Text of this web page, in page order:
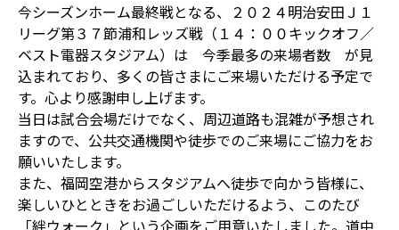
今シーズンホーム最終戦となる、２０２４明治安田Ｊ１
リーグ第３７節浦和レッズ戦（１４：００キックオフ／
ベスト電器スタジアム）は 今季最多の来場者数 が見
込まれており、多くの皆さまにご来場いただける予定で
す。心より感謝申し上げます。
当日は試合会場だけでなく、周辺道路も混雑が予想され
ますので、公共交通機関や徒歩でのご来場にご協力をお
願いいたします。
また、福岡空港からスタジアムへ徒歩で向かう皆様に、
楽しいひとときをお過ごしいただけるよう、このたび
「絆ウォーク」という企画をご用意いたしました。道中